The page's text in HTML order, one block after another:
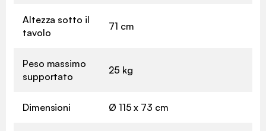
Altezza sotto il
tavolo
71 cm
Peso massimo
supportato
25 kg
Dimensioni Ø 115 x 73 cm